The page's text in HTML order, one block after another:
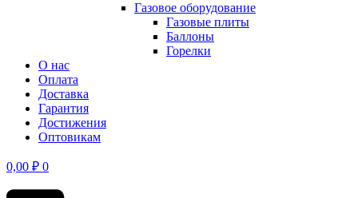
Газовое оборудование
Газовые плиты
Баллоны
Горелки
О нас
Оплата
Доставка
Гарантия
Достижения
Оптовикам
0,00 ₽ 0